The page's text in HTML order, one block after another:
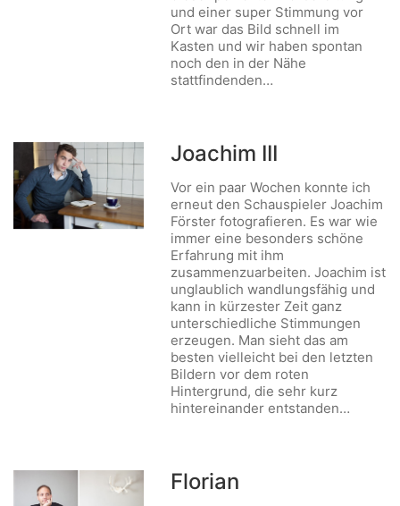
und einer super Stimmung vor
Ort war das Bild schnell im
Kasten und wir haben spontan
noch den in der Nähe
stattfindenden…
Joachim III
Vor ein paar Wochen konnte ich
erneut den Schauspieler Joachim
Förster fotografieren. Es war wie
immer eine besonders schöne
Erfahrung mit ihm
zusammenzuarbeiten. Joachim ist
unglaublich wandlungsfähig und
kann in kürzester Zeit ganz
unterschiedliche Stimmungen
erzeugen. Man sieht das am
besten vielleicht bei den letzten
Bildern vor dem roten
Hintergrund, die sehr kurz
hintereinander entstanden…
Florian